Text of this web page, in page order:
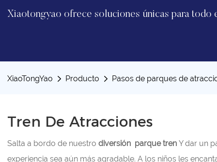
Xiaotongyao ofrece soluciones únicas para todo
XiaoTongYao Producto Pasos de parques de
Tren De Atracciones
Salta a bordo de nuestro diversión parquetren Y dar un
experiencia sea aún más agradable. A los niños les